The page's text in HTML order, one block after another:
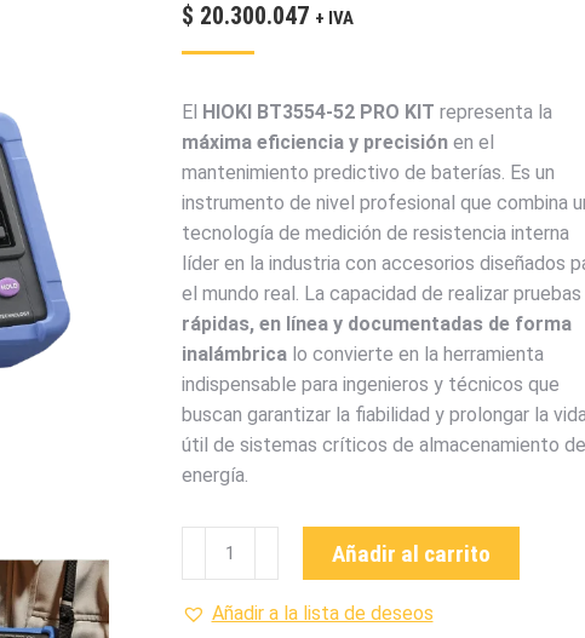
$ 20.300.047 + IVA
El HIOKI BT3554-52 PRO KIT representa la
máxima eficiencia y precisiónen el
mantenimiento predictivo de baterías. Es un
instrumento de nivel profesional que combina
tecnología de medición de resistencia interna
líder en la industria con accesorios diseñados
el mundo real. La capacidad de realizar pruebas
rápidas, en línea y documentadas de forma
inalámbricalo convierte en la herramienta
indispensable para ingenieros y técnicos que
buscan garantizar la fiabilidad y prolongar la
útil de sistemas críticos de almacenamiento de
energía.
BT3554-
PRO
Añadir al carrito
Añadir a la lista de deseos